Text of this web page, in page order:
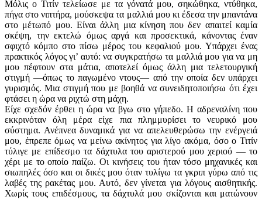
Μόλις ο Τιτίν τελείωσε με τα γόνατά μου, σηκώθηκα, ντύθηκα,
πήγα στο νιπτήρα, μούσκεψα τα μαλλιά μου κι έδεσα την μπαντάνα
στο μέτωπό μου. Είναι άλλη μια κίνηση που δεν απαιτεί καμία
σκέψη, την εκτελώ όμως αργά και προσεκτικά, κάνοντας έναν
σφιχτό κόμπο στο πίσω μέρος του κεφαλιού μου. Υπάρχει ένας
πρακτικός λόγος γι’ αυτό: να συγκρατήσω τα μαλλιά μου για να μη
μου πέφτουν στα μάτια, αποτελεί όμως άλλη μια τελετουργική
στιγμή —όπως το παγωμένο ντους— από την οποία δεν υπάρχει
γυρισμός. Μια στιγμή που με βοηθά να συνειδητοποιήσω ότι έχει
φτάσει η ώρα να ριχτώ στη μάχη.
Είχε σχεδόν έρθει η ώρα να βγω στο γήπεδο. Η αδρεναλίνη που
εκκρινόταν όλη μέρα είχε πια πλημμυρίσει το νευρικό μου
σύστημα. Ανέπνεα δυναμικά για να απελευθερώσω την ενέργειά
μου, έπρεπε όμως να μείνω ακίνητος για λίγο ακόμα, όσο ο Τιτίν
τύλιγε με επίδεσμο τα δάχτυλα του αριστερού μου χεριού — το
χέρι με το οποίο παίζω. Οι κινήσεις του ήταν τόσο μηχανικές και
σιωπηλές όσο και οι δικές μου όταν τυλίγω τα γκριπ γύρω από τις
λαβές της ρακέτας μου. Αυτό, δεν γίνεται για λόγους αισθητικής.
Χωρίς τους επιδέσμους, τα δάχτυλά μου σκίζονται και ματώνουν